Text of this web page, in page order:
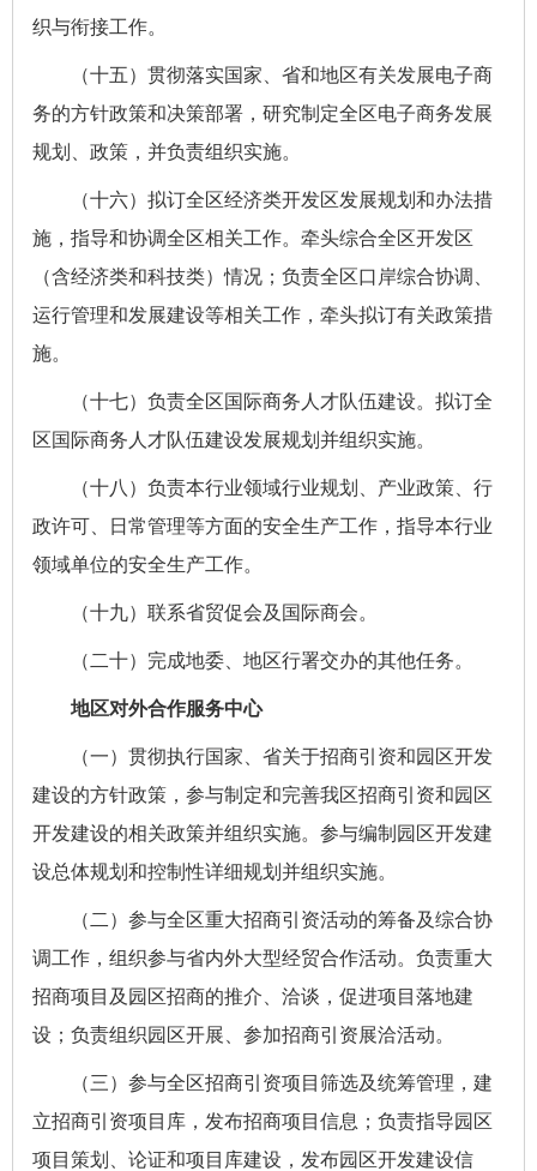
织与衔接工作。
（十五）贯彻落实国家、省和地区有关发展电子商
务的方针政策和决策部署，研究制定全区电子商务发展
规划、政策，并负责组织实施。
（十六）拟订全区经济类开发区发展规划和办法措
施，指导和协调全区相关工作。牵头综合全区开发区
（含经济类和科技类）情况 ； 负责全区口岸综合协调、
运行管理和发展建设等相关工作，牵头拟订有关政策措
施。
（十七）负责全区国际商务人才队伍建设。拟订全
区国际商务人才队伍建设发展规划并组织实施。
（十八）负责本行业领域行业规划、产业政策、行
政许可、日常管理等方面的安全生产工作，指导本行业
领域单位的安全生产工作。
（十九）联系省贸促会及国际商会。
（二十）完成地委、地区行署交办的其他任务。
地区对外合作服务中心
（一）贯彻执行国家、省关于招商引资和园区开发
建设的方针政策，参与制定和完善我区招商引资和园区
开发建设的相关政策并组织实施。参与编制园区开发建
设总体规划和控制性详细规划并组织实施。
（二）参与全区重大招商引资活动的筹备及综合协
调工作，组织参与省内外大型经贸合作活动。负责重大
招商项目及园区招商的推介、洽谈，促进项目落地建
设；负责组织园区开展、参加招商引资展洽活动。
（三）参与全区招商引资项目筛选及统筹管理，建
立招商引资项目库，发布招商项目信息；负责指导园区
项目策划、论证和项目库建设，发布园区开发建设信